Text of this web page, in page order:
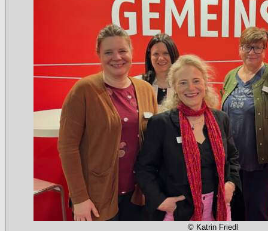
© Katrin Friedl